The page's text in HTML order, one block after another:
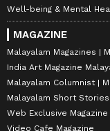
Well-being & Mental
MAGAZINE
Malayalam Magazines
India Art Magazine
Malayalam Columnist
Malayalam Short Stories
Web Exclusive Magazine
Video Cafe Magazine